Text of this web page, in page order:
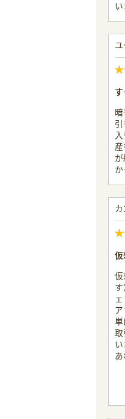
い
す
か
仮
仮
ェ
単
取